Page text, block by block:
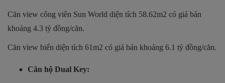
Căn view công viên Sun World diện tích 58.62m2 có giá bán
khoảng 4.3 tỷ đồng/căn.
Căn view biển diện tích 61m2 có giá bán khoảng 6.1 tỷ đồng/căn.
Căn hộ Dual Key: